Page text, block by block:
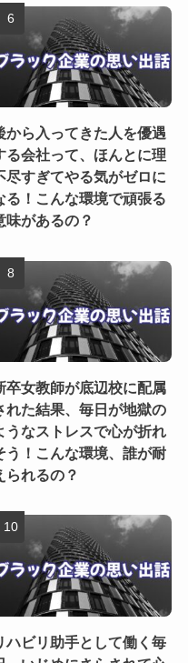
から入ってきた人を優遇
る会社って、ほんとに理
尽すぎてやる気がゼロに
る！こんな環境で頑張る
味があるの？
卒女教師が底辺校に配属
れた結果、毎日が地獄の
うなストレスで心が折れ
う！こんな環境、誰が耐
られるの？
ハビリ助手として働く毎